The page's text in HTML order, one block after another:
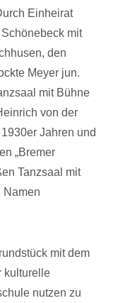
Einheirat
mit
den
Meyer jun.
mit Bühne
von der
Jahren und
„Bremer
Tanzsaal mit
Namen
mit dem
kulturelle
nutzen zu